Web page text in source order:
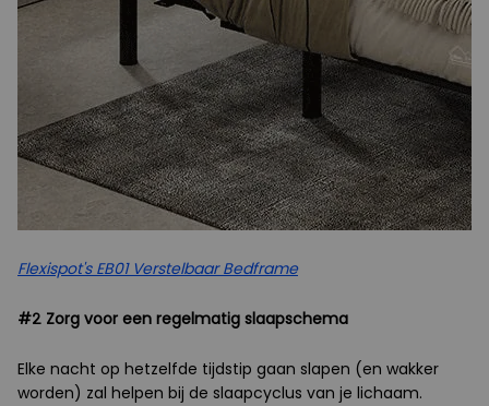
Flexispot's EB01 Verstelbaar Bedframe
#2 Zorg voor een regelmatig slaapschema
Elke nacht op hetzelfde tijdstip gaan slapen (en wakker
worden) zal helpen bij de slaapcyclus van je lichaam.